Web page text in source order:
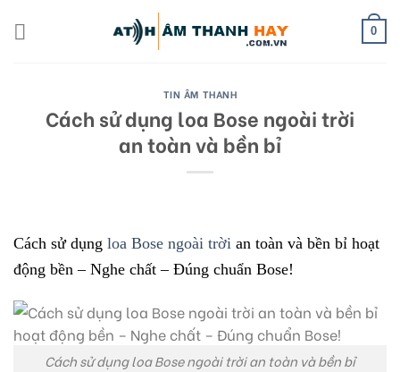
0
TIN ÂM THANH
Cách sử dụng loa Bose ngoài trời
an toàn và bền bỉ
Cách sử dụng loa Bose ngoài trời an toàn và bền bỉ hoạt
động bền – Nghe chất – Đúng chuẩn Bose!
Cách sử dụng loa Bose ngoài trời an toàn và bền bỉ